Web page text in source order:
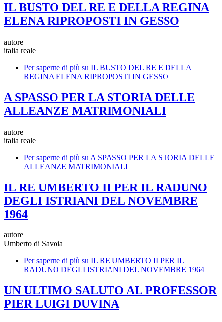
IL BUSTO DEL RE E DELLA REGINA
ELENA RIPROPOSTI IN GESSO
autore
italia reale
Per saperne di più su IL BUSTO DEL RE E DELLA
REGINA ELENA RIPROPOSTI IN GESSO
A SPASSO PER LA STORIA DELLE
ALLEANZE MATRIMONIALI
autore
italia reale
Per saperne di più su A SPASSO PER LA STORIA DELLE
ALLEANZE MATRIMONIALI
IL RE UMBERTO II PER IL RADUNO
DEGLI ISTRIANI DEL NOVEMBRE
1964
autore
Umberto di Savoia
Per saperne di più su IL RE UMBERTO II PER IL
RADUNO DEGLI ISTRIANI DEL NOVEMBRE 1964
UN ULTIMO SALUTO AL PROFESSOR
PIER LUIGI DUVINA